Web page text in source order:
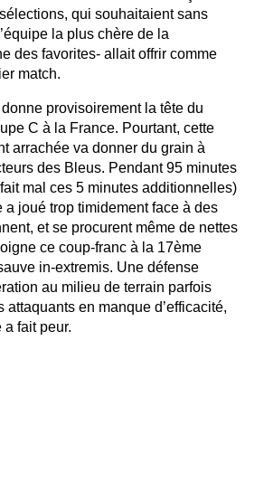
qui souhaitaient sans
la plus chère de la
des favorites- allait offrir comme
match.
provisoirement la tête du
C à la France. Pourtant, cette
arrachée va donner du grain à
des Bleus. Pendant 95 minutes
mal ces 5 minutes additionnelles)
a joué trop timidement face à des
et se procurent même de nettes
ce coup-franc à la 17ème
in-extremis. Une défense
au milieu de terrain parfois
attaquants en manque d’efficacité,
a fait peur.